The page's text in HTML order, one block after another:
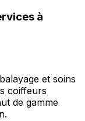
à
et soins
coiffeurs
de gamme